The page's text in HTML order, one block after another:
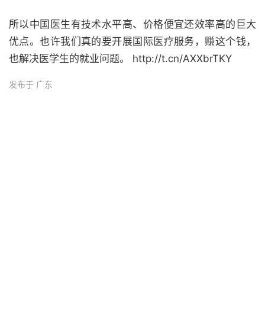
所以中国医生有技术水平高、价格便宜还效率高的巨大
优点。也许我们真的要开展国际医疗服务，赚这个钱，
也解决医学生的就业问题。 http://t.cn/AXXbrTKY
发布于 广东